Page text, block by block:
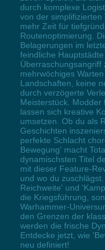
durch komplexe
von der
mehr Zeit für
Routenoptimierung.
Belagerungen im
feindliche
Überraschungsangriff
mehrwöchiges
Landschaften, keine
durch verzögerte
Meisterstück.
lassen sich kreative
umsetzen. Ob du als
Geschichten
perfekte Schlacht
Bewegung' macht
dynamischsten Titel
mit dieser Feature-
und wo du
Reichweite' und
die Kriegsführung,
Warhammer-
den Grenzen der
werden die frische
Entdecke jetzt, wie
neu definiert!